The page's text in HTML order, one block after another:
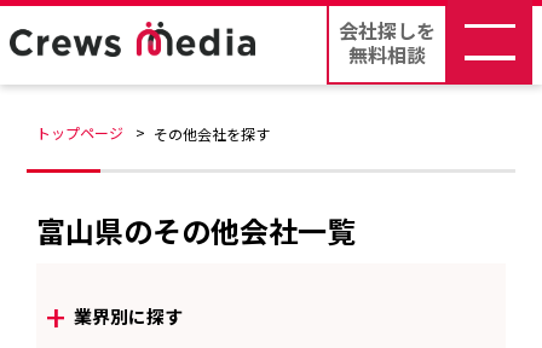
会社探しを
無料相談
トップページ その他会社を探す
富山県のその他会社一覧
+ 業界別に探す